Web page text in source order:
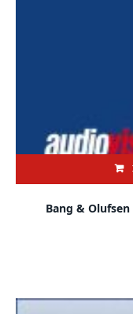
Bang &